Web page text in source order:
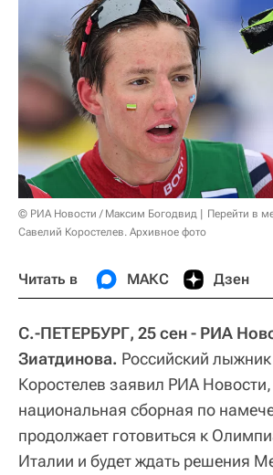
© РИА Новости / Максим Богодвид
Перейти в
Савелий Коростелев. Архивное фото
Читать в МАКС Дзен
С.-ПЕТЕРБУРГ, 25 сен - РИА
Зиатдинова. Российский
Коростелев заявил РИА Новости,
национальная сборная по
продолжает готовиться к
Италии и будет ждать решения